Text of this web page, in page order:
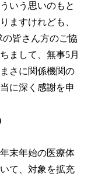
いう思いのもと
ますけれども、
の皆さん方のご協
まして、無事5月
さに関係機関の
に深く感謝を申
末年始の医療体
て、対象を拡充